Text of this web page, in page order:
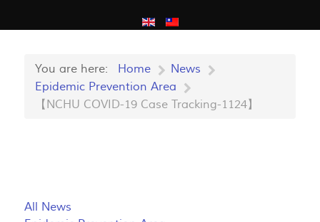
You are here: Home
News
Epidemic Prevention Area
【NCHU COVID-19 Case Tracking-1124】
All News